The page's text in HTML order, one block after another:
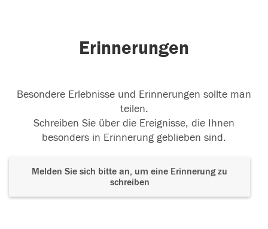
Erinnerungen
Besondere Erlebnisse und Erinnerungen sollte man
teilen.
Schreiben Sie über die Ereignisse, die Ihnen
besonders in Erinnerung geblieben sind.
Melden Sie sich bitte an, um eine Erinnerung zu
schreiben